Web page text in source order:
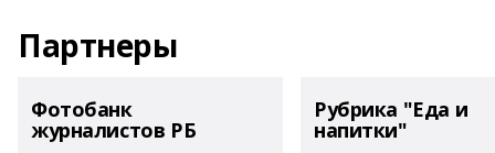
Партнеры
Фотобанк
журналистов РБ
Рубрика "Еда и
напитки"